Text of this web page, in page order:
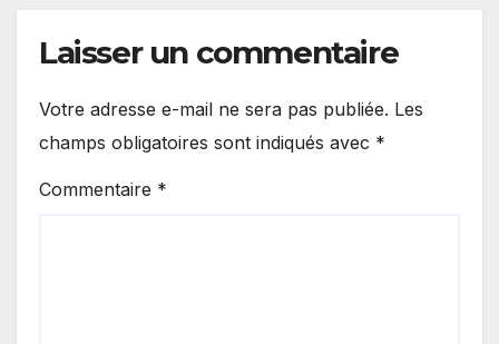
Laisser un commentaire
Votre adresse e-mail ne sera pas publiée. Les
champs obligatoires sont indiqués avec *
Commentaire *